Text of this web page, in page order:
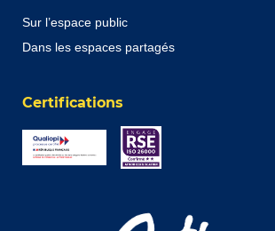
Sur l’espace public
Dans les espaces partagés
Certifications